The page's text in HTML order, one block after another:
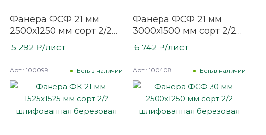
Фанера ФСФ 21 мм
2500х1250 мм сорт 2/2
шлифованная
березовая
5 292 ₽/лист
Фанера ФСФ 21 мм
3000х1500 мм сорт 2/2
шлифованная
березовая
6 742 ₽/лист
Есть в наличии
Арт.: 100099 Есть в наличии
Арт.: 100408